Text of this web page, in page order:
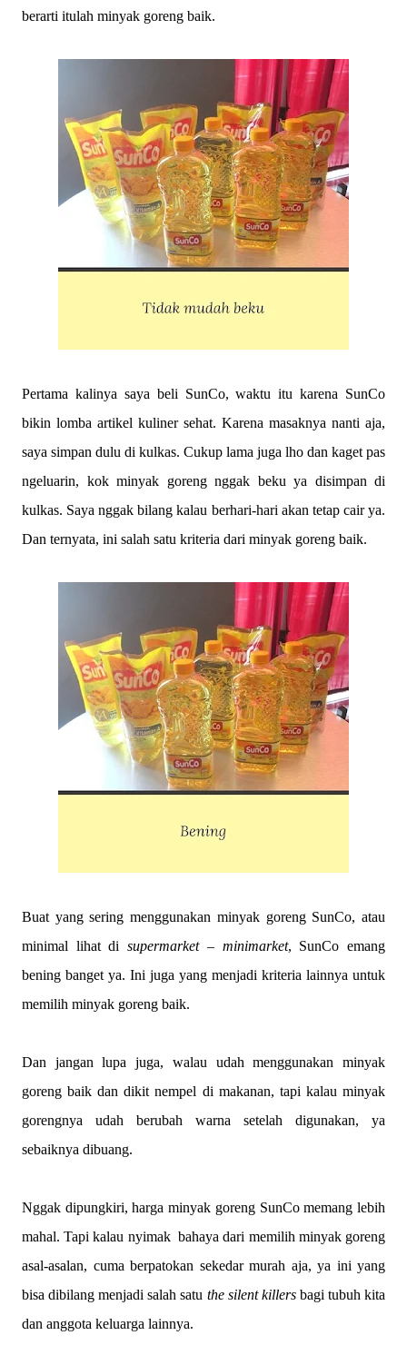
berarti itulah minyak goreng baik.
Pertama kalinya saya beli SunCo, waktu itu karena SunCo
bikin lomba artikel kuliner sehat. Karena masaknya nanti aja,
saya simpan dulu di kulkas. Cukup lama juga lho dan kaget pas
ngeluarin, kok minyak goreng nggak beku ya disimpan di
kulkas. Saya nggak bilang kalau berhari-hari akan tetap cair ya.
Dan ternyata, ini salah satu kriteria dari minyak goreng baik.
Buat yang sering menggunakan minyak goreng SunCo, atau
minimal lihat disupermarket – minimarket, SunCo emang
bening banget ya. Ini juga yang menjadi kriteria lainnya untuk
memilih minyak goreng baik.
Dan jangan lupa juga, walau udah menggunakan minyak
goreng baik dan dikit nempel di makanan, tapi kalau minyak
gorengnya udah berubah warna setelah digunakan, ya
sebaiknya dibuang.
Nggak dipungkiri, harga minyak goreng SunCo memang lebih
mahal. Tapi kalau nyimak bahaya dari memilih minyak goreng
asal-asalan, cuma berpatokan sekedar murah aja, ya ini yang
bisa dibilang menjadi salah satu the silent killersbagi tubuh kita
dan anggota keluarga lainnya.